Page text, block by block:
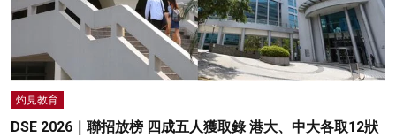
灼見教育
DSE 2026｜聯招放榜 四成五人獲取錄 港大、中大各取12狀